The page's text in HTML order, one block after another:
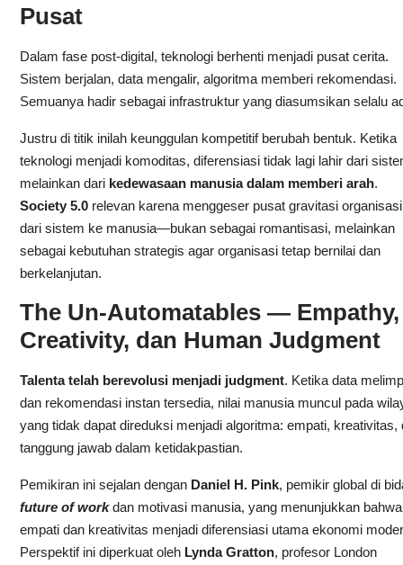
Pusat
Dalam fase post-digital, teknologi berhenti menjadi pusat cerita.
Sistem berjalan, data mengalir, algoritma memberi rekomendasi.
Semuanya hadir sebagai infrastruktur yang diasumsikan selalu
Justru di titik inilah keunggulan kompetitif berubah bentuk. Ketika
teknologi menjadi komoditas, diferensiasi tidak lagi lahir dari
melainkan dari kedewasaan manusia dalam memberi arah.
Society 5.0relevan karena menggeser pusat gravitasi organisasi
dari sistem ke manusia—bukan sebagai romantisasi, melainkan
sebagai kebutuhan strategis agar organisasi tetap bernilai dan
berkelanjutan.
The Un-Automatables — Empathy,
Creativity, dan Human Judgment
Talenta telah berevolusi menjadi judgment. Ketika data
dan rekomendasi instan tersedia, nilai manusia muncul pada
yang tidak dapat direduksi menjadi algoritma: empati, kreativitas,
tanggung jawab dalam ketidakpastian.
Pemikiran ini sejalan dengan Daniel H. Pink, pemikir global di
future of workdan motivasi manusia, yang menunjukkan bahwa
empati dan kreativitas menjadi diferensiasi utama ekonomi
Perspektif ini diperkuat oleh Lynda Gratton, profesor London